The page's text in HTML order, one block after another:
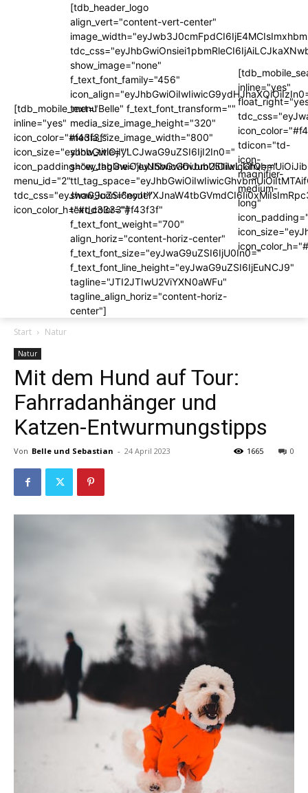
[tdb_mobile_menu
inline="yes"
icon_color="#f43f3f"
icon_size="eyJhbGwiOjIyLCJwaG9uZSI6IjI2In0="
icon_padding="eyJhbGwiOjIuNSwicGhvbmUiOiIxLjkifQ=="
menu_id="2"
icon_color_h="#dd3333"]
[tdb_header_logo
align_vert="content-vert-center"
show_image="none"
f_text_font_family="456"
text="Belle" f_text_font_transform=""
media_size_image_height="320"
media_size_image_width="800"
show_title=""
show_icon="none"
text_color="#f43f3f"
f_text_font_weight="700"
align_horiz="content-horiz-center"
f_text_font_size="eyJwaG9uZSI6IjU0In0="
f_text_font_line_height="eyJwaG9uZSI6IjEuNCJ9"
tagline="JTI2JTIwU2ViYXN0aWFu"
tagline_align_horiz="content-horiz-
center"]
inline="yes"
tdicon="td-
icon-
magnifier-
medium-
long"
Start Natur
Natur
Mit dem Hund auf Tour:
Fahrradanhänger und
Katzen-Entwurmungstipps
Von Belle und Sebastian - 24 April 2023 0
1665